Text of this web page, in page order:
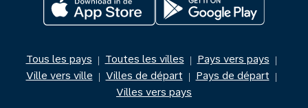
Tous les pays | Toutes les villes | Pays vers pays |
Ville vers ville | Villes de départ | Pays de départ |
Villes vers pays